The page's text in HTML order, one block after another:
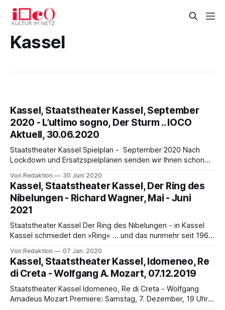
Kassel
Kassel, Staatstheater Kassel, September
2020 - L’ultimo sogno, Der Sturm .. IOCO
Aktuell, 30.06.2020
Staatstheater Kassel Spielplan - September 2020 Nach
Lockdown und Ersatzspielplänen senden wir Ihnen schon
September 2020. Mit fünf Premieren, bzw. Uraufführungen
und einem prallen Programm rundherum starten wir in eine
Spielzeit, die möglicherweise noch so einige
Unwägbarkeiten birgt und zugleich die letzte unter
Intendant Thomas
Von Redaktion 30 Juni 2020
Kassel, Staatstheater Kassel, Der Ring des
Nibelungen - Richard Wagner, Mai - Juni
2021
Staatstheater Kassel Der Ring des Nibelungen - in Kassel
Kassel schmiedet den »Ring« … und das nunmehr seit 1961
Theaterlandschaft ist – darunter die legendäre
Interpretation von Ulrich Melchinger und Gerd Albrecht
(1970–1974), die als Grundlage für den »Jahrhundert-Ring«
von Patrice Chéreau
Von Redaktion 07 Jan. 2020
Kassel, Staatstheater Kassel, Idomeneo, Re
di Creta - Wolfgang A. Mozart, 07.12.2019
Staatstheater Kassel Idomeneo, Re di Creta - Wolfgang
Amadeus Mozart Premiere: Samstag, 7. Dezember, 19 Uhr,